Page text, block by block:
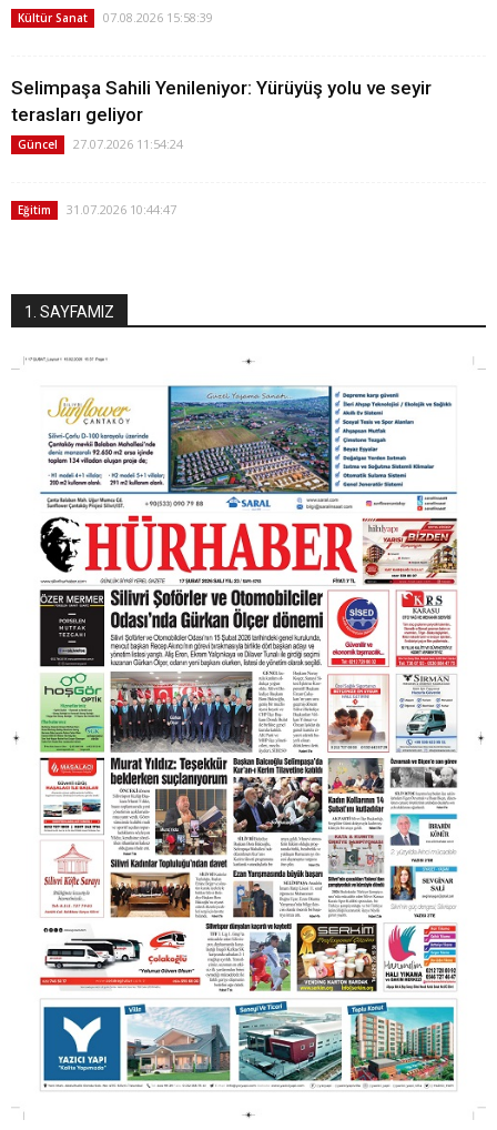
Kültür Sanat 07.08.2026 15:58:39
Selimpaşa Sahili Yenileniyor: Yürüyüş yolu ve seyir
terasları geliyor
Güncel 27.07.2026 11:54:24
Eğitim 31.07.2026 10:44:47
1. SAYFAMIZ